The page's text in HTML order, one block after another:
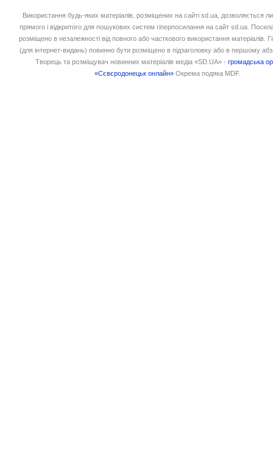
Використання будь-яких матеріалів, розміщених на сайті sd.ua, дозволяється
прямого і відкритого для пошукових систем гіперпосилання на сайт sd.ua.
розміщено в незалежності від повного або часткового використання матеріалів.
(для інтернет-видань) повинно бути розміщено в підзаголовку або в першому
Творець та розміщувач новинних матеріалів медіа «SD.UA» -громадська
«Сєвєродонецьк онлайн» Окрема подяка MDF.